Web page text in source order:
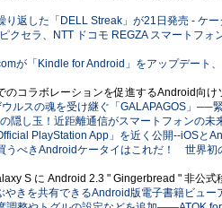
り返した「DELL Streak」が21日発売 - ケー
クセラ、NTT ドコモ REGZA スマートフ
が「Kindle for Android」をアップデート
のコラボレーションを促進するAndroid向け
ルスの魂を受け継ぐ「GALAPAGOS」──
隠し玉！近距離通信がスマートフォンの
PlayStation App」を近く公開--iOSと
うべきAndroidケータイはこれだ！ 世界初
S に Android 2.3 " Gingerbread " 非公式
やきを共有できるAndroid版電子書籍ビュ